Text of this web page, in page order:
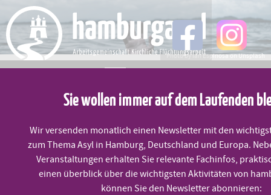
to
content
Photo by Ian Espinosa on Unsplash
Freiheit für Seenotretter*innen
Veröffentlicht am1. Juli 2019
Sie wollen immer auf dem Laufenden
Wir versenden monatlich einen Newsletter mit den
zum Thema Asyl in Hamburg, Deutschland und Europa.
Veranstaltungen erhalten Sie relevante Fachinfos,
einen überblick über die wichtigsten Aktivitäten von
können Sie den Newsletter abonnieren: